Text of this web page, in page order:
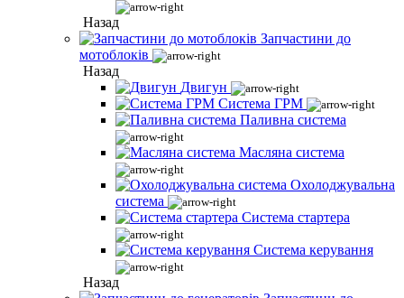
Назад
Запчастини до
мотоблоків
Назад
Двигун
Система ГРМ
Паливна система
Масляна система
Охолоджувальна
система
Система стартера
Система керування
Назад